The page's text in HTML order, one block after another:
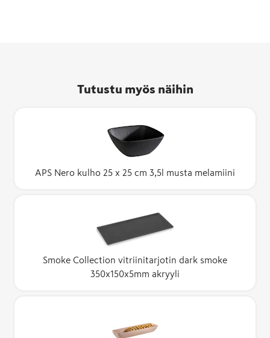
Tutustu myös näihin
APS Nero kulho 25 x 25 cm 3,5l musta melamiini
Smoke Collection vitriinitarjotin dark smoke
350x150x5mm akryyli